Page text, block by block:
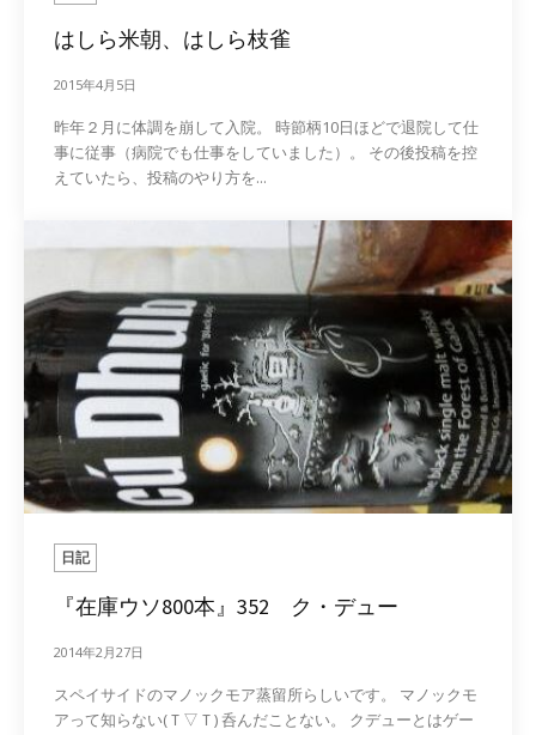
はしら米朝、はしら枝雀
2015年4月5日
昨年２月に体調を崩して入院。 時節柄10日ほどで退院して仕
事に従事（病院でも仕事をしていました）。 その後投稿を控
えていたら、投稿のやり方を...
日記
『在庫ウソ800本』352 ク・デュー
2014年2月27日
スペイサイドのマノックモア蒸留所らしいです。 マノックモ
アって知らない(Ｔ▽Ｔ) 呑んだことない。 クデューとはゲー